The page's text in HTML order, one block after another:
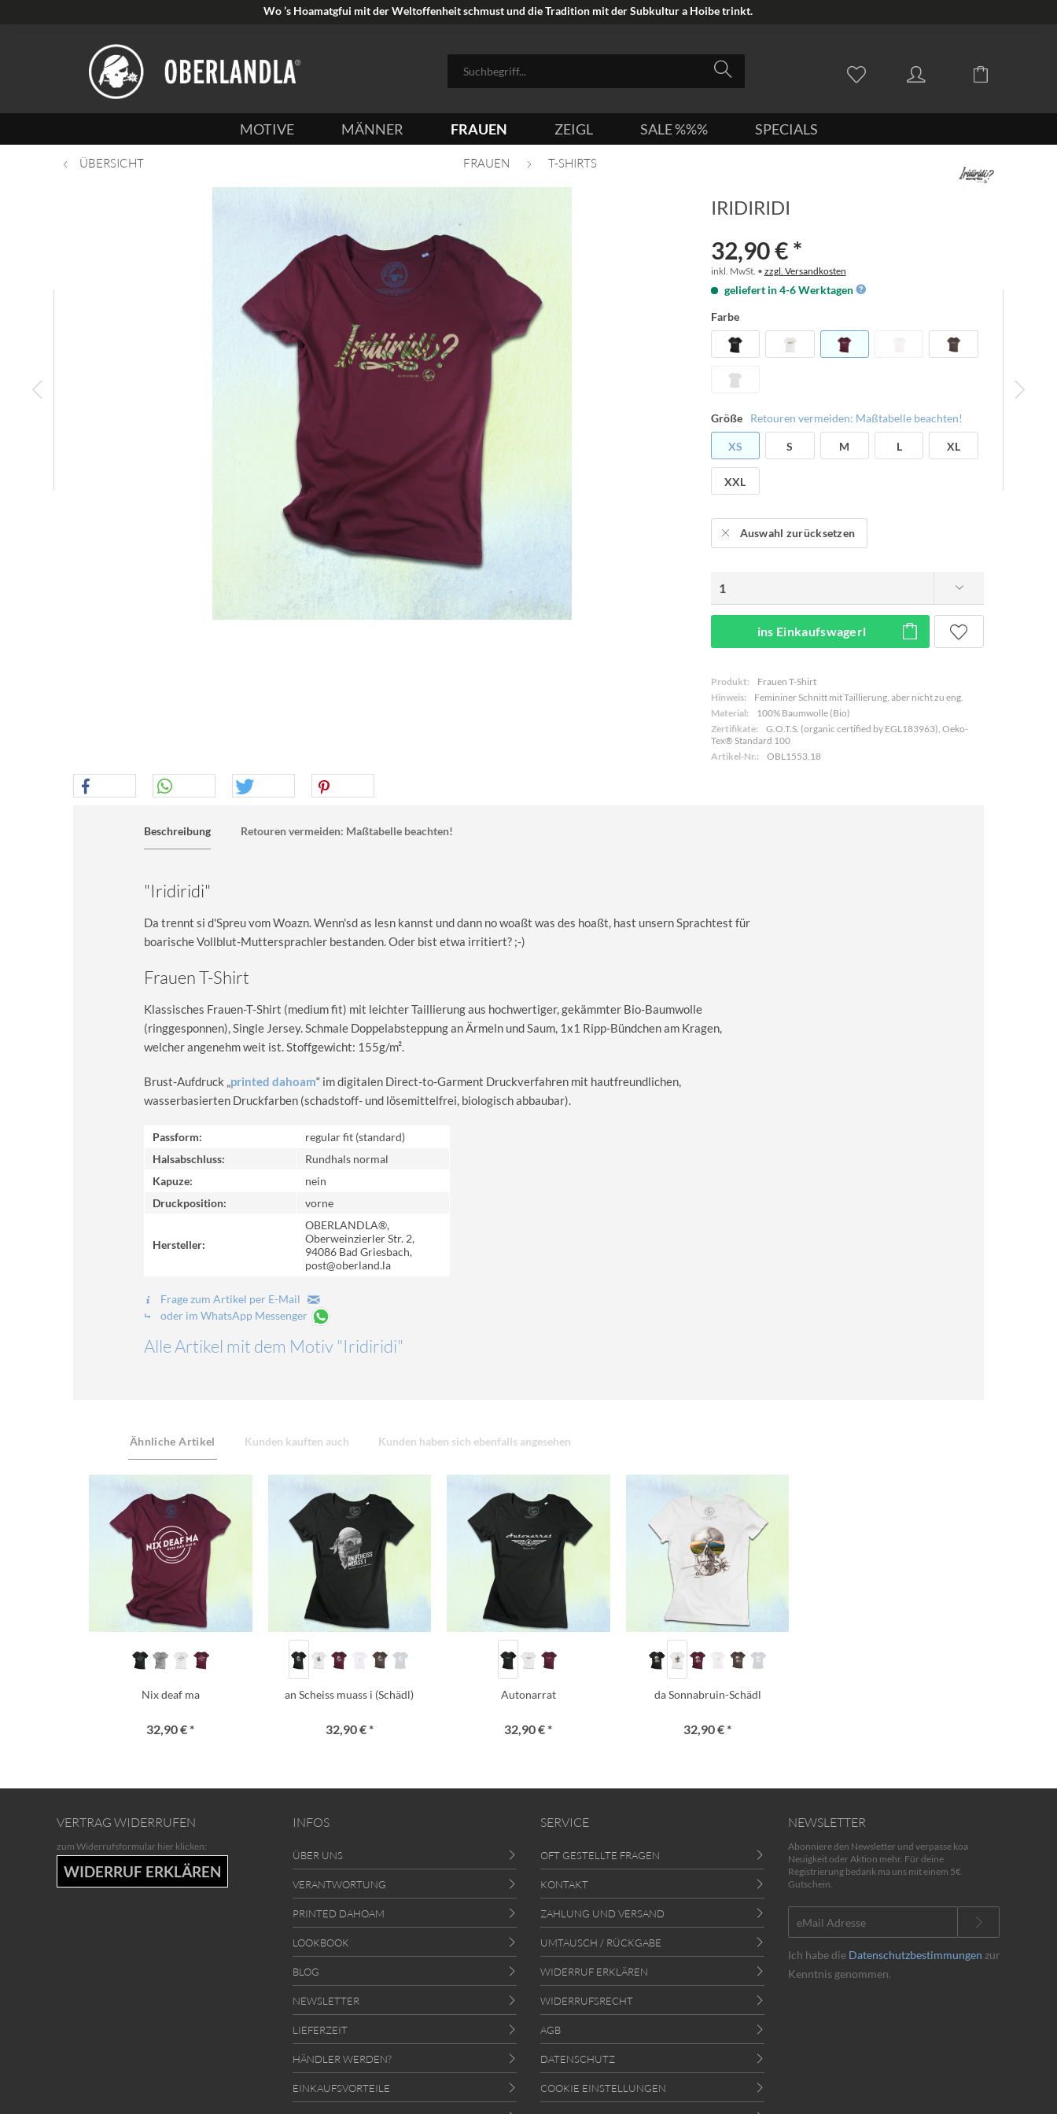
Wo ’s Hoamatgfui mit der Weltoffenheit schmust und die Tradition mit der Subkultur a Hoibe trinkt.
MOTIVE MÄNNER FRAUEN ZEIGL SALE %%% SPECIALS
ÜBERSICHT FRAUEN T-SHIRTS
IRIDIRIDI
32,90 € *
inkl. MwSt. • zzgl. Versandkosten
geliefert in 4-6 Werktagen
Farbe
Größe Retouren vermeiden: Maßtabelle beachten!
XS S M L XL
XXL
Auswahl zurücksetzen
ins Einkaufswagerl
Produkt:
Frauen T-Shirt
Hinweis:
Femininer Schnitt mit Taillierung, aber nicht zu eng.
Material:
100% Baumwolle (Bio)
Zertifikate:
G.O.T.S. (organic certified by EGL183963), Oeko-
Tex® Standard 100
Artikel-Nr.:
OBL1553.18
Beschreibung Retouren vermeiden: Maßtabelle beachten!
"Iridiridi"
Da trennt si d'Spreu vom Woazn. Wenn'sd as lesn kannst und dann no woaßt was des hoaßt, hast unsern Sprachtest für
boarische Vollblut-Muttersprachler bestanden. Oder bist etwa irritiert? ;-)
Frauen T-Shirt
Klassisches Frauen-T-Shirt (medium fit) mit leichter Taillierung aus hochwertiger, gekämmter Bio-Baumwolle
(ringgesponnen), Single Jersey. Schmale Doppelabsteppung an Ärmeln und Saum, 1x1 Ripp-Bündchen am Kragen,
welcher angenehm weit ist. Stoffgewicht: 155g/m².
Brust-Aufdruck „printed dahoam“ im digitalen Direct-to-Garment Druckverfahren mit hautfreundlichen,
wasserbasierten Druckfarben (schadstoff- und lösemittelfrei, biologisch abbaubar).
Passform:
regular fit (standard)
Halsabschluss:
Rundhals normal
Kapuze:
nein
Druckposition:
vorne
Hersteller:
OBERLANDLA®,
Oberweinzierler Str. 2,
94086 Bad Griesbach,
post@oberland.la
Frage zum Artikel per E-Mail
oder im WhatsApp Messenger
Alle Artikel mit dem Motiv "Iridiridi"
Ähnliche Artikel Kunden kauften auch Kunden haben sich ebenfalls angesehen
Nix deaf ma
32,90 € *
an Scheiss muass i (Schädl)
32,90 € *
Autonarrat
32,90 € *
da Sonnabruin-Schädl
32,90 € *
VERTRAG WIDERRUFEN
zum Widerrufsformular hier klicken:
WIDERRUF ERKLÄREN
INFOS
ÜBER UNS
VERANTWORTUNG
PRINTED DAHOAM
LOOKBOOK
BLOG
NEWSLETTER
LIEFERZEIT
HÄNDLER WERDEN?
EINKAUFSVORTEILE
SERVICE
OFT GESTELLTE FRAGEN
KONTAKT
ZAHLUNG UND VERSAND
UMTAUSCH / RÜCKGABE
WIDERRUF ERKLÄREN
WIDERRUFSRECHT
AGB
DATENSCHUTZ
COOKIE EINSTELLUNGEN
NEWSLETTER
Abonniere den Newsletter und verpasse koa
Neuigkeit oder Aktion mehr. Für deine
Registrierung bedank ma uns mit einem 5€
Gutschein.
Ich habe die Datenschutzbestimmungen zur
Kenntnis genommen.